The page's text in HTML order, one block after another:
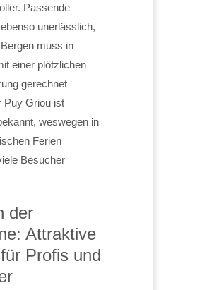
Passende
unerlässlich,
muss in
einer plötzlichen
gerechnet
Puy Griou ist
weswegen in
Ferien
Besucher
der
Attraktive
Profis und